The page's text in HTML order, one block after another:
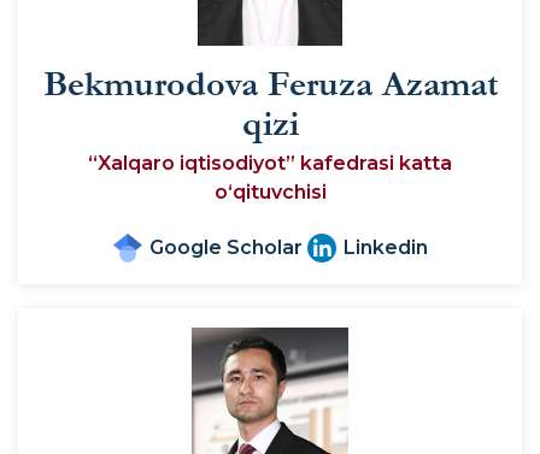
Bekmurodova Feruza Azamat
qizi
“Xalqaro iqtisodiyot” kafedrasi katta
o‘qituvchisi
Google Scholar Linkedin